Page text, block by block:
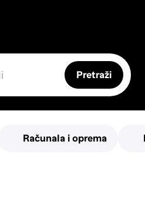
Pretraži
Računala i oprema